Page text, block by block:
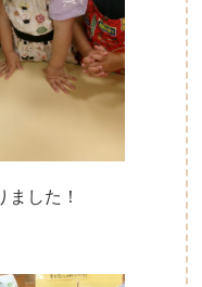
した！